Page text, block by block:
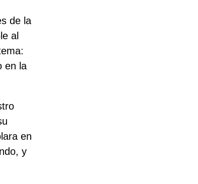
de la
al
en la
en
y